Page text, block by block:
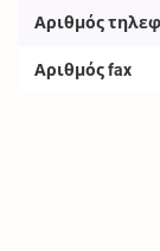
Αριθμός
Αριθμός fax